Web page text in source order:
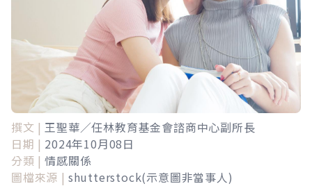
撰文 | 王聖華／任林教育基金會諮商中心副所長
日期 | 2024年10月08日
分類 | 情感關係
圖檔來源 | shutterstock(示意圖非當事人)